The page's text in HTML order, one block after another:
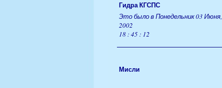
Гидра КГСПС
Это было в Понедельник 03 Июня,
2002
18 : 45 : 12
Мисли